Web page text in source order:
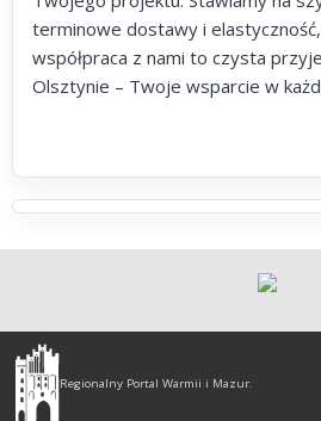
terminowe dostawy i
współpraca z nami to czysta
Olsztynie – Twoje wsparcie w
Olsztyn
-
regionalny
Regionalny Portal Warmii i Mazur.